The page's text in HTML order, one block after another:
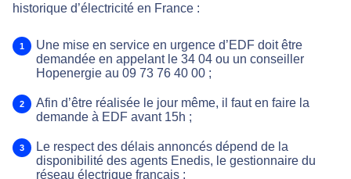
historique d’électricité en France :
Une mise en service en urgence d’EDF doit être
demandée en appelant le 34 04 ou un conseiller
Hopenergie au 09 73 76 40 00 ;
Afin d’être réalisée le jour même, il faut en faire la
demande à EDF avant 15h ;
Le respect des délais annoncés dépend de la
disponibilité des agents Enedis, le gestionnaire du
réseau électrique français ;